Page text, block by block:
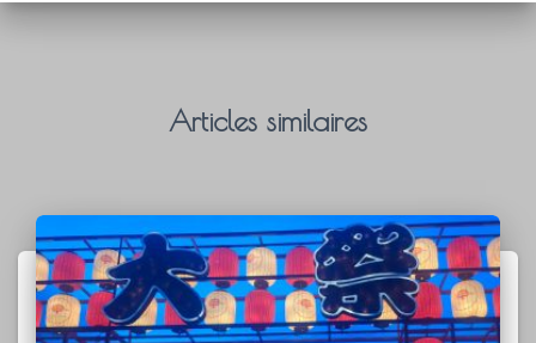
Articles similaires